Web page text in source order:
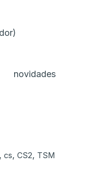
, cs, CS2, TSM